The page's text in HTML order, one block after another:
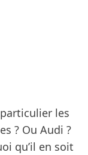
les
? Ou Audi ?
qu’il en soit